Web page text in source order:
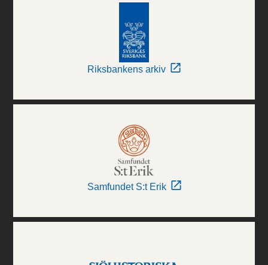
Riksbankens arkiv
Samfundet S:t Erik